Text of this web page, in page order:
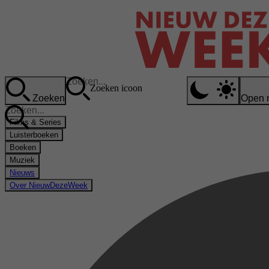
Zoeken
Zoeken icoon
Open
Films & Series
Luisterboeken
Boeken
Muziek
Nieuws
Over NieuwDezeWeek